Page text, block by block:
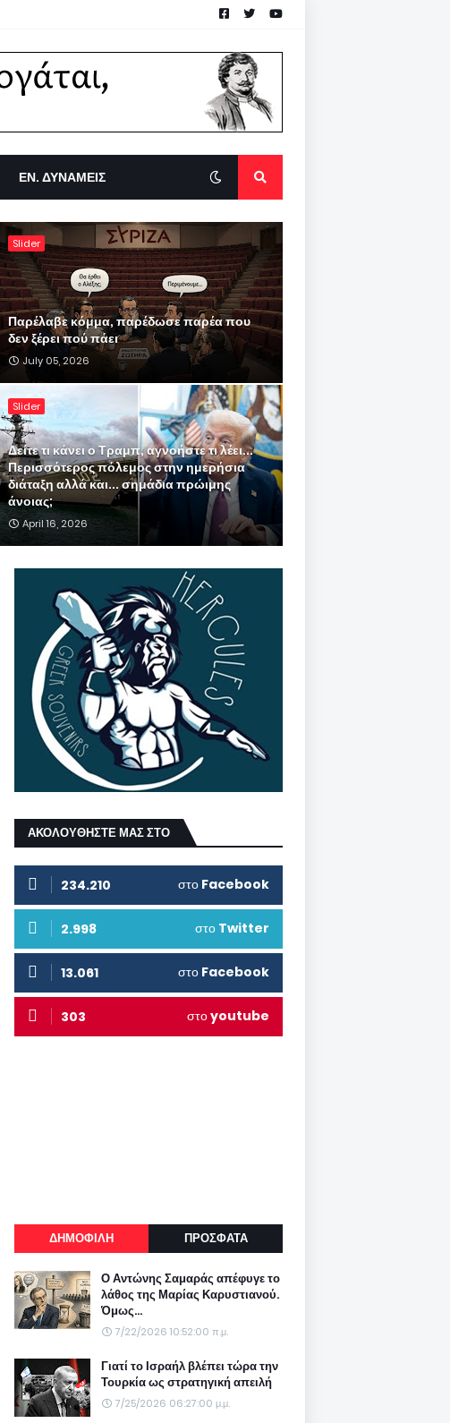
ΕΝ. ΔΥΝΑΜΕΙΣ
Slider
Παρέλαβε κόμμα, παρέδωσε παρέα που
δεν ξέρει πού πάει
July 05, 2026
Slider
Δείτε τι κάνει ο Τραμπ, αγνοήστε τι λέει...
Περισσότερος πόλεμος στην ημερήσια
διάταξη αλλά και... σημάδια πρώιμης
άνοιας;
April 16, 2026
ΑΚΟΛΟΥΘΗΣΤΕ ΜΑΣ ΣΤΟ
234.210 στο Facebook
2.998 στο Twitter
13.061 στο Facebook
303 στοyoutube
ΔΗΜΟΦΙΛΗ ΠΡΟΣΦΑΤΑ
Ο Αντώνης Σαμαράς απέφυγε το
λάθος της Μαρίας Καρυστιανού.
Όμως...
7/22/2026 10:52:00 π.μ.
Γιατί το Ισραήλ βλέπει τώρα την
Τουρκία ως στρατηγική απειλή
7/25/2026 06:27:00 μ.μ.